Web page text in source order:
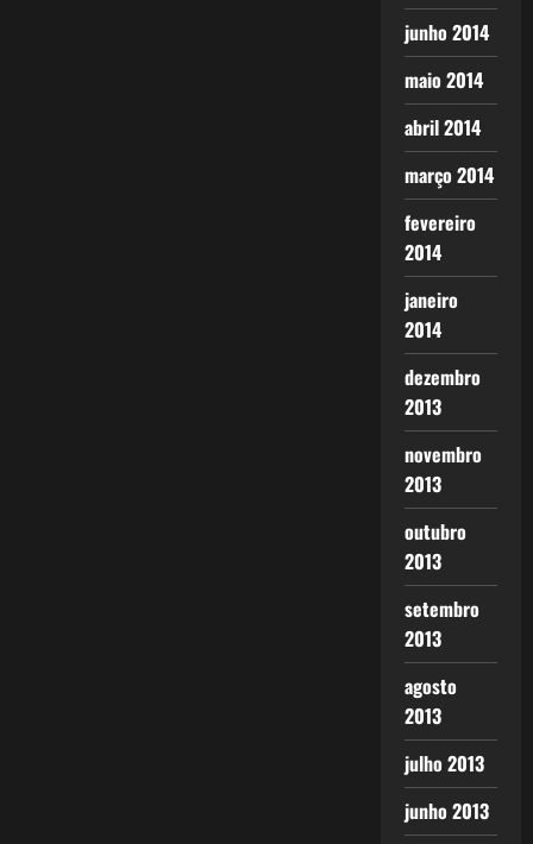
junho 2014
maio 2014
abril 2014
março 2014
fevereiro
2014
janeiro
2014
dezembro
2013
novembro
2013
outubro
2013
setembro
2013
agosto
2013
julho 2013
junho 2013